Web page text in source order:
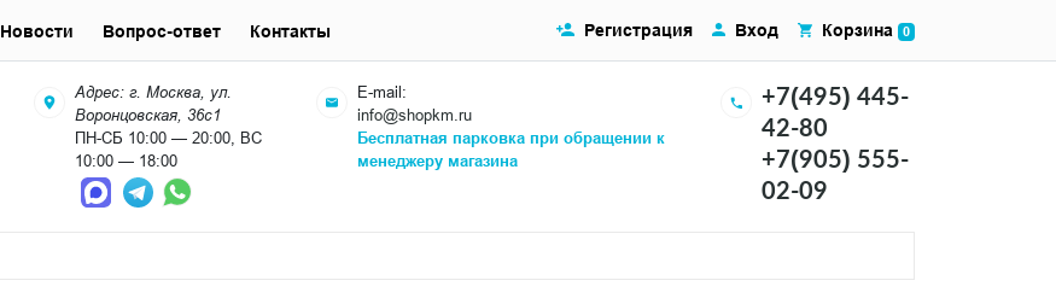
Адрес: г. Москва, ул.
Воронцовская, 36с1
ПН-СБ 10:00 — 20:00, ВС
10:00 — 18:00
E-mail:
info@shopkm.ru
Бесплатная парковка при обращении к
менеджеру магазина
+7(495) 445-
42-80
+7(905) 555-
02-09
Регистрация Вход Корзина 0
Новости Вопрос-ответ Контакты